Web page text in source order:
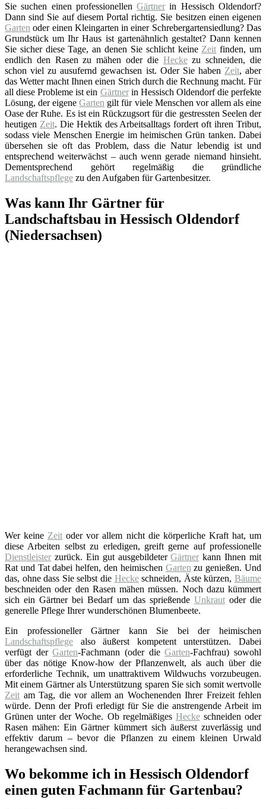
Sie suchen einen professionellenGärtner in Hessisch Oldendorf?
Dann sind Sie auf diesem Portal richtig. Sie besitzen einen eigenen
Garten oder einen Kleingarten in einer Schrebergartensiedlung? Das
Grundstück um Ihr Haus ist gartenähnlich gestaltet? Dann kennen
Sie sicher diese Tage, an denen Sie schlicht keine Zeit finden, um
endlich den Rasen zu mähen oder die Heckezu schneiden, die
schon viel zu ausufernd gewachsen ist. Oder Sie haben Zeit, aber
das Wetter macht Ihnen einen Strich durch die Rechnung macht. Für
all diese Probleme ist ein Gärtnerin Hessisch Oldendorf die perfekte
Lösung, der eigeneGarten gilt für viele Menschen vor allem als eine
Oase der Ruhe. Es ist ein Rückzugsort für die gestressten Seelen der
heutigen Zeit. Die Hektik des Arbeitsalltags fordert oft ihren Tribut,
sodass viele Menschen Energie im heimischen Grün tanken. Dabei
übersehen sie oft das Problem, dass die Natur lebendig ist und
entsprechend weiterwächst – auch wenn gerade niemand hinsieht.
Dementsprechend gehört regelmäßig die gründliche
Landschaftspflege zu den Aufgaben für Gartenbesitzer.
Was kann Ihr Gärtner für
Landschaftsbau in Hessisch Oldendorf
(Niedersachsen)
Wer keine Zeit oder vor allem nicht die körperliche Kraft hat, um
diese Arbeiten selbst zu erledigen, greift gerne auf professionelle
Dienstleister zurück. Ein gut ausgebildeterGärtner kann Ihnen mit
Rat und Tat dabei helfen, den heimischen Garten zu genießen. Und
das, ohne dass Sie selbst die Heckeschneiden, Äste kürzen,Bäume
beschneiden oder den Rasen mähen müssen. Noch dazu kümmert
sich ein Gärtner bei Bedarf um das sprießende Unkraut oder die
generelle Pflege Ihrer wunderschönen Blumenbeete.
Ein professioneller Gärtner kann Sie bei der heimischen
Landschaftspflege also äußerst kompetent unterstützen. Dabei
verfügt derGarten-Fachmann (oder dieGarten-Fachfrau) sowohl
über das nötige Know-how der Pflanzenwelt, als auch über die
erforderliche Technik, um unattraktivem Wildwuchs vorzubeugen.
Mit einem Gärtner als Unterstützung sparen Sie sich somit wertvolle
Zeit am Tag, die vor allem an Wochenenden Ihrer Freizeit fehlen
würde. Denn der Profi erledigt für Sie die anstrengende Arbeit im
Grünen unter der Woche. Ob regelmäßiges Heckeschneiden oder
Rasen mähen: Ein Gärtner kümmert sich äußerst zuverlässig und
effektiv darum – bevor die Pflanzen zu einem kleinen Urwald
herangewachsen sind.
Wo bekomme ich in Hessisch Oldendorf
einen guten Fachmann für Gartenbau?